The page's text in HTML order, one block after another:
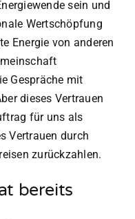
sein und
Wertschöpfung
Energie von anderen
Gespräche mit
dieses Vertrauen
für uns als
Vertrauen durch
zurückzahlen.
bereits